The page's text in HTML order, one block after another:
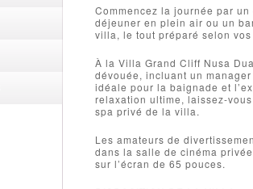
Commencez la journée par
déjeuner en plein air ou un
villa, le tout préparé selon
À la Villa Grand Cliff Nusa
dévouée, incluant un
idéale pour la baignade et
relaxation ultime, laissez-
spa privé de la villa.
Les amateurs de
dans la salle de cinéma
sur l’écran de 65 pouces.